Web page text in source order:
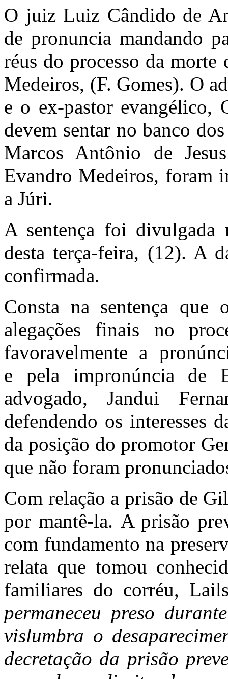
O juiz Luiz Cândido de
de pronuncia mandando
réus do processo da
Medeiros, (F. Gomes). O
e o ex-pastor evangélico,
devem sentar no banco
Marcos Antônio de
Evandro Medeiros, foram
a Júri.
A sentença foi divulgada
desta terça-feira, (12). A
confirmada.
Consta na sentença que
alegações finais no
favoravelmente a
e pela impronúncia de
advogado, Jandui
defendendo os interesses
da posição do promotor
que não foram
Com relação a prisão de
por mantê-la. A prisão
com fundamento na
relata que tomou
familiares do corréu,
permaneceu preso
vislumbra o
decretação da prisão